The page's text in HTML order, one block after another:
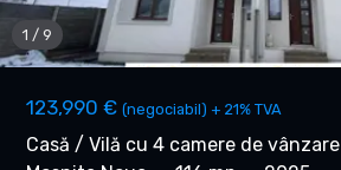
123,990 € (negociabil) + 21% TVA
Casă / Vilă cu 4 camere de vânzare
1 / 9